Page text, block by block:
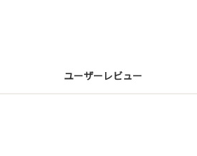
ユーザーレビュー